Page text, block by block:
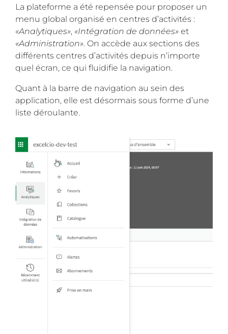
La plateforme a été repensée pour proposer un
menu global organisé en centres d’activités :
«Analytiques», «Intégration de données» et
«Administration». On accède aux sections des
différents centres d’activités depuis n’importe
quel écran, ce qui fluidifie la navigation.
Quant à la barre de navigation au sein des
application, elle est désormais sous forme d’une
liste déroulante.